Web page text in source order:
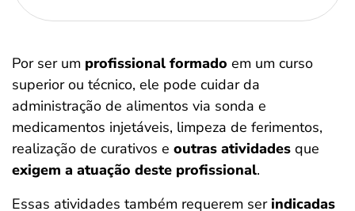
Por ser um profissional formado em um curso
superior ou técnico, ele pode cuidar da
administração de alimentos via sonda e
medicamentos injetáveis, limpeza de ferimentos,
realização de curativos e outras atividades que
exigem a atuação deste profissional.
Essas atividades também requerem ser indicadas